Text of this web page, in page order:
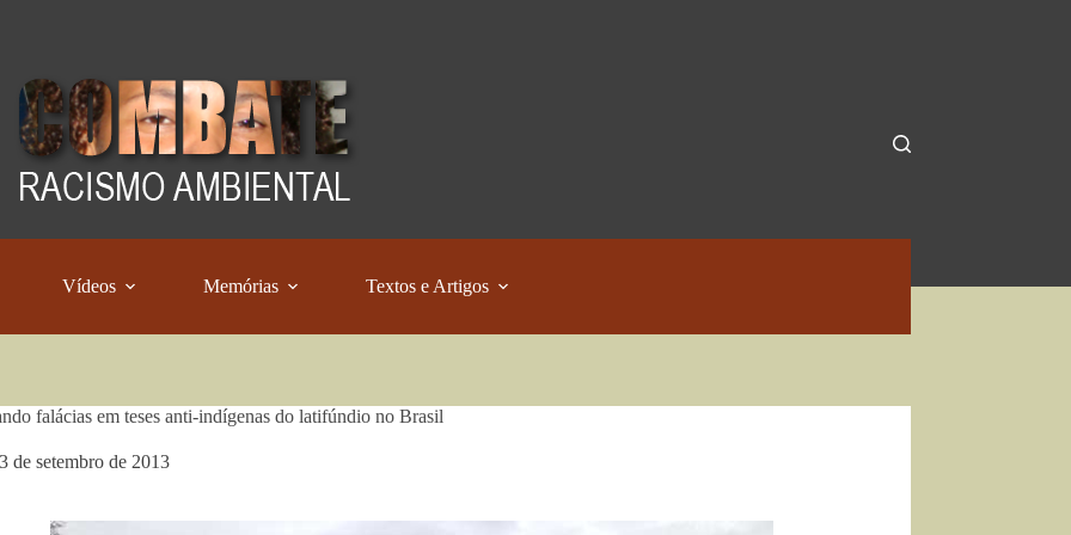
Vídeos Memórias Textos e Artigos
falácias em teses anti-indígenas do latifúndio no Brasil
de setembro de 2013